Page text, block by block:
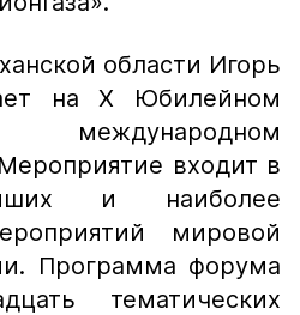
области Игорь
на Х Юбилейном
международном
входит в
и наиболее
мировой
Программа форума
тематических